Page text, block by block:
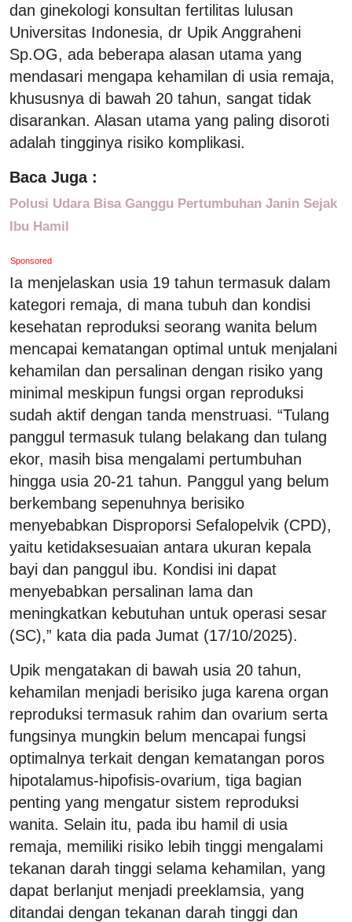
dan ginekologi konsultan fertilitas lulusan
Universitas Indonesia, dr Upik Anggraheni
Sp.OG, ada beberapa alasan utama yang
mendasari mengapa kehamilan di usia remaja,
khususnya di bawah 20 tahun, sangat tidak
disarankan. Alasan utama yang paling disoroti
adalah tingginya risiko komplikasi.
Baca Juga :
Polusi Udara Bisa Ganggu Pertumbuhan Janin Sejak
Ibu Hamil
Sponsored
Ia menjelaskan usia 19 tahun termasuk dalam
kategori remaja, di mana tubuh dan kondisi
kesehatan reproduksi seorang wanita belum
mencapai kematangan optimal untuk menjalani
kehamilan dan persalinan dengan risiko yang
minimal meskipun fungsi organ reproduksi
sudah aktif dengan tanda menstruasi. “Tulang
panggul termasuk tulang belakang dan tulang
ekor, masih bisa mengalami pertumbuhan
hingga usia 20-21 tahun. Panggul yang belum
berkembang sepenuhnya berisiko
menyebabkan Disproporsi Sefalopelvik (CPD),
yaitu ketidaksesuaian antara ukuran kepala
bayi dan panggul ibu. Kondisi ini dapat
menyebabkan persalinan lama dan
meningkatkan kebutuhan untuk operasi sesar
(SC),” kata dia pada Jumat (17/10/2025).
Upik mengatakan di bawah usia 20 tahun,
kehamilan menjadi berisiko juga karena organ
reproduksi termasuk rahim dan ovarium serta
fungsinya mungkin belum mencapai fungsi
optimalnya terkait dengan kematangan poros
hipotalamus-hipofisis-ovarium, tiga bagian
penting yang mengatur sistem reproduksi
wanita. Selain itu, pada ibu hamil di usia
remaja, memiliki risiko lebih tinggi mengalami
tekanan darah tinggi selama kehamilan, yang
dapat berlanjut menjadi preeklamsia, yang
ditandai dengan tekanan darah tinggi dan